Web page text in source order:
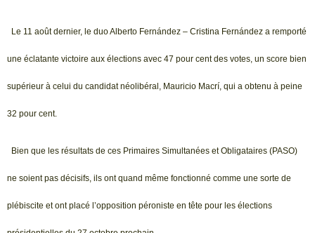
Le 11 août dernier, le duo Alberto Fernández – Cristina Fernández a remporté
une éclatante victoire aux élections avec 47 pour cent des votes, un score bien
supérieur à celui du candidat néolibéral, Mauricio Macrí, qui a obtenu à peine
32 pour cent.
Bien que les résultats de ces Primaires Simultanées et Obligataires (PASO)
ne soient pas décisifs, ils ont quand même fonctionné comme une sorte de
plébiscite et ont placé l’opposition péroniste en tête pour les élections